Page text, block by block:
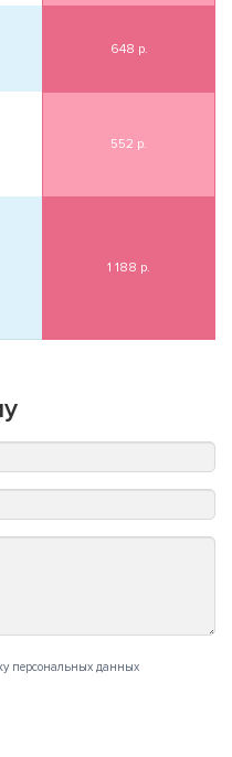
648 р.
552 р.
1 188 р.
персональных данных